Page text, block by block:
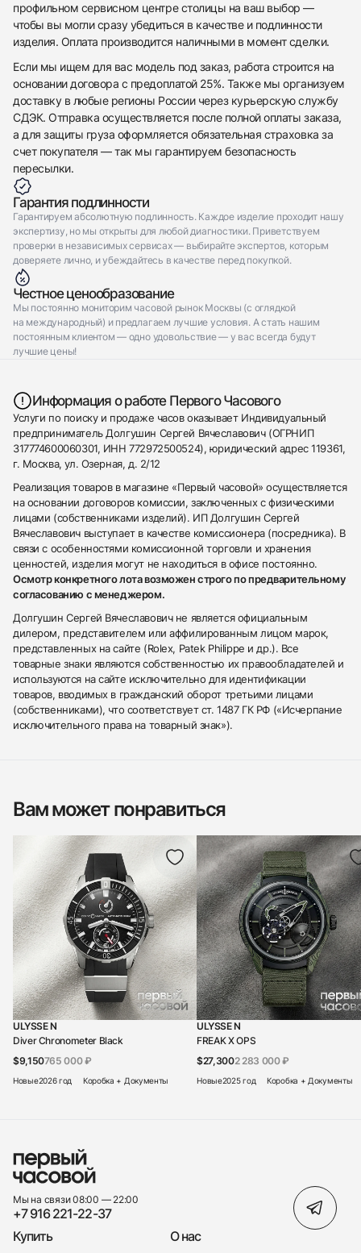
профильном сервисном центре столицы на ваш выбор —
чтобы вы могли сразу убедиться в качестве и подлинности
изделия. Оплата производится наличными в момент сделки.
Если мы ищем для вас модель под заказ, работа строится на
основании договора с предоплатой 25%. Также мы организуем
доставку в любые регионы России через курьерскую службу
СДЭК. Отправка осуществляется после полной оплаты заказа,
а для защиты груза оформляется обязательная страховка за
счет покупателя — так мы гарантируем безопасность
пересылки.
Гарантия подлинности
Гарантируем абсолютную подлинность. Каждое изделие проходит нашу
экспертизу, но мы открыты для любой диагностики. Приветствуем
проверки в независимых сервисах — выбирайте экспертов, которым
доверяете лично, и убеждайтесь в качестве перед покупкой.
Честное ценообразование
Мы постоянно мониторим часовой рынок Москвы (с оглядкой
на международный) и предлагаем лучшие условия. А стать нашим
постоянным клиентом — одно удовольствие — у вас всегда будут
лучшие цены!
Информация о работе Первого Часового
Услуги по поиску и продаже часов оказывает Индивидуальный
предприниматель Долгушин Сергей Вячеславович (ОГРНИП
317774600060301, ИНН 772972500524), юридический адрес 119361,
г. Москва, ул. Озерная, д. 2/12
Реализация товаров в магазине «Первый часовой» осуществляется
на основании договоров комиссии, заключенных с физическими
лицами (собственниками изделий). ИП Долгушин Сергей
Вячеславович выступает в качестве комиссионера (посредника). В
связи с особенностями комиссионной торговли и хранения
ценностей, изделия могут не находиться в офисе постоянно.
Осмотр конкретного лота возможен строго по предварительному
согласованию с менеджером.
Долгушин Сергей Вячеславович не является официальным
дилером, представителем или аффилированным лицом марок,
представленных на сайте (Rolex, Patek Philippe и др.). Все
товарные знаки являются собственностью их правообладателей и
используются на сайте исключительно для идентификации
товаров, вводимых в гражданский оборот третьими лицами
(собственниками), что соответствует ст. 1487 ГК РФ («Исчерпание
исключительного права на товарный знак»).
Вам может понравиться
ULYSSE N
Diver Chronometer Black
$9,150765 000 ₽
Новые2026 год Коробка + Документы
ULYSSE N
FREAK X OPS
$27,3002 283 000 ₽
Новые2025 год Коробка + Документы
Мы на связи 08:00 — 22:00
+7 916 221-22-37
Купить
О нас